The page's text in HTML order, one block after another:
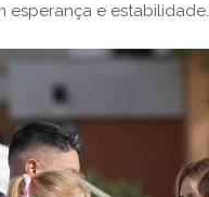
esperança e estabilidade.